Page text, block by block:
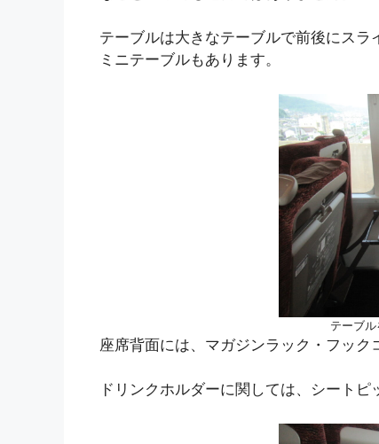
テーブルは大きなテーブルで前後にス
ミニテーブルもあります。
テーブル
座席背面には、マガジンラック・フック
ドリンクホルダーに関しては、シート